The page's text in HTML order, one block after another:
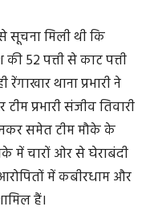
सूचना मिली थी कि
52 पत्ती से काट पत्ती
थाना प्रभारी ने
प्रभारी संजीव तिवारी
समेत टीम मौके के
में चारों ओर से घेराबंदी
में कबीरधाम और
हैं।